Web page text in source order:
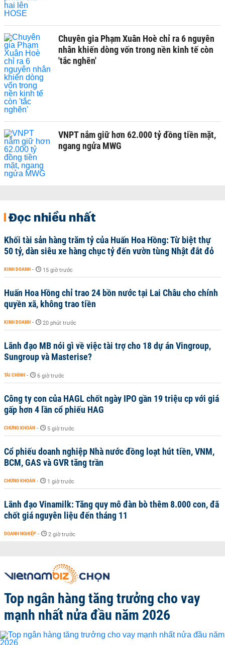
Chuyên gia Phạm Xuân Hoè chỉ ra 6 nguyên
nhân khiến dòng vốn trong nền kinh tế còn
'tắc nghẽn'
VNPT nắm giữ hơn 62.000 tỷ đồng tiền mặt,
ngang ngửa MWG
Đọc nhiều nhất
Khối tài sản hàng trăm tỷ của Huấn Hoa Hồng: Từ biệt thự
50 tỷ, dàn siêu xe hàng chục tỷ đến vườn tùng Nhật đắt đỏ
KINH DOANH - 15 giờ trước
Huấn Hoa Hồng chỉ trao 24 bồn nước tại Lai Châu cho chính
quyền xã, không trao tiền
KINH DOANH - 20 phút trước
Lãnh đạo MB nói gì về việc tài trợ cho 18 dự án Vingroup,
Sungroup và Masterise?
TÀI CHÍNH - 6 giờ trước
Công ty con của HAGL chốt ngày IPO gần 19 triệu cp với giá
gấp hơn 4 lần cổ phiếu HAG
CHỨNG KHOÁN - 5 giờ trước
Cổ phiếu doanh nghiệp Nhà nước đồng loạt hút tiền, VNM,
BCM, GAS và GVR tăng trần
CHỨNG KHOÁN - 1 giờ trước
Lãnh đạo Vinamilk: Tăng quy mô đàn bò thêm 8.000 con, đã
chốt giá nguyên liệu đến tháng 11
DOANH NGHIỆP - 2 giờ trước
Top ngân hàng tăng trưởng cho vay
mạnh nhất nửa đầu năm 2026